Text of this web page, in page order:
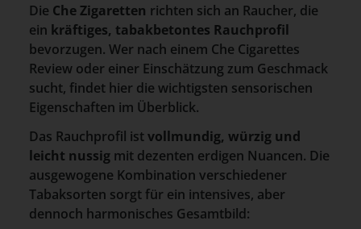
Die Che Zigaretten richten sich an Raucher, die
ein kräftiges, tabakbetontes Rauchprofil
bevorzugen. Wer nach einem Che Cigarettes
Review oder einer Einschätzung zum Geschmack
sucht, findet hier die wichtigsten sensorischen
Eigenschaften im Überblick.
Das Rauchprofil istvollmundig, würzig und
leicht nussig mit dezenten erdigen Nuancen. Die
ausgewogene Kombination verschiedener
Tabaksorten sorgt für ein intensives, aber
dennoch harmonisches Gesamtbild: